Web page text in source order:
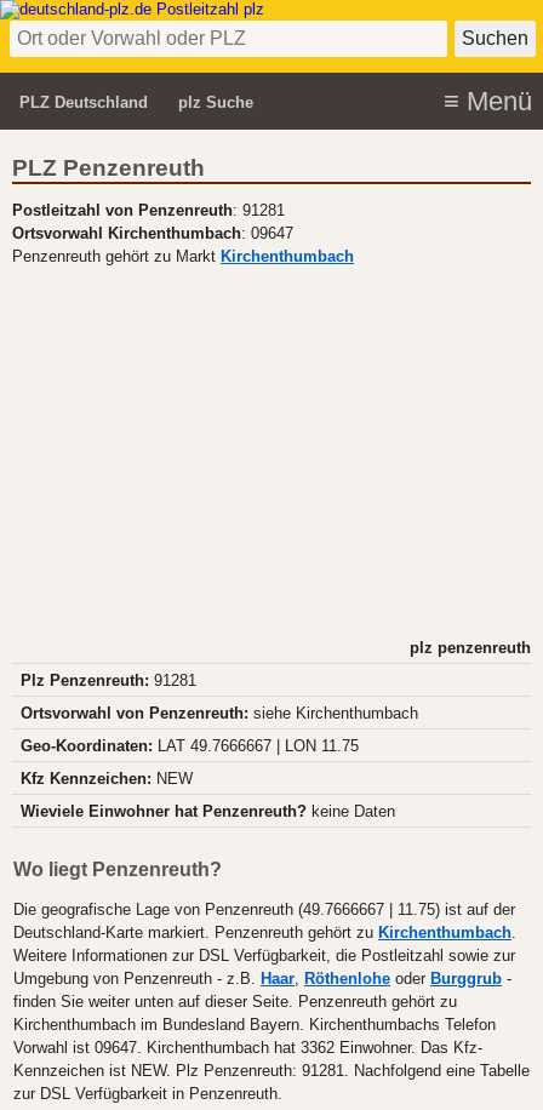
PLZ Deutschland plz Suche
PLZ Penzenreuth
Postleitzahl von Penzenreuth: 91281
Ortsvorwahl Kirchenthumbach: 09647
Penzenreuth gehört zu Markt Kirchenthumbach
plz penzenreuth
Plz Penzenreuth: 91281
Ortsvorwahl von Penzenreuth: siehe Kirchenthumbach
Geo-Koordinaten: LAT 49.7666667 | LON 11.75
Kfz Kennzeichen: NEW
Wieviele Einwohner hat Penzenreuth? keine Daten
Wo liegt Penzenreuth?
Die geografische Lage von Penzenreuth (49.7666667 | 11.75) ist auf der
Deutschland-Karte markiert. Penzenreuth gehört zu Kirchenthumbach.
Weitere Informationen zur DSL Verfügbarkeit, die Postleitzahl sowie zur
Umgebung von Penzenreuth - z.B. Haar, Röthenlohe oder Burggrub -
finden Sie weiter unten auf dieser Seite. Penzenreuth gehört zu
Kirchenthumbach im Bundesland Bayern. Kirchenthumbachs Telefon
Vorwahl ist 09647. Kirchenthumbach hat 3362 Einwohner. Das Kfz-
Kennzeichen ist NEW. Plz Penzenreuth: 91281. Nachfolgend eine Tabelle
zur DSL Verfügbarkeit in Penzenreuth.